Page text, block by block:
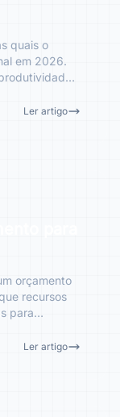
quais o
em 2026.
Ler artigo
orçamento
recursos
para
Ler artigo